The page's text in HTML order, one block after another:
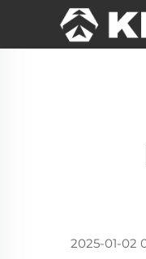
2025-01-02